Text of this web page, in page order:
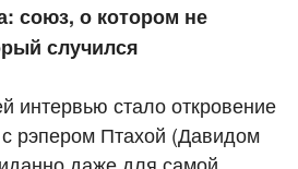
союз, о котором не
случился
интервью стало откровение
с рэпером Птахой (Давидом
даже для самой